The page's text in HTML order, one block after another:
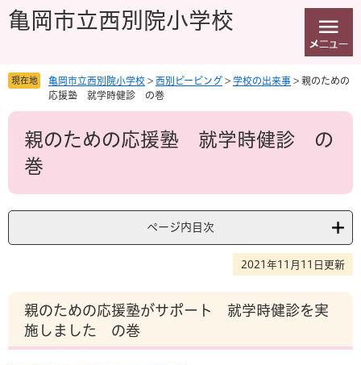
先
を
へ
亀岡市立西別院小学校
現在地 亀岡市立西別院小学校 > 西別ピーピング > 学校の出来事 > 親のための
応援塾 就学時健診 の巻
本
親のための応援塾 就学時健診 の
巻
ページ内目次
2021年11月11日更新
親のための応援塾がサポート 就学時健診を実
施しました の巻